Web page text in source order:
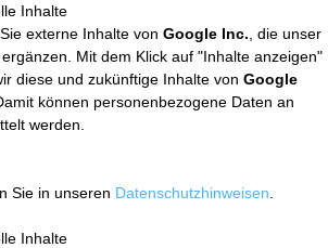
Inhalte
externe Inhalte von Google Inc. , die unser
Mit dem Klick auf "Inhalte anzeigen"
diese und zukünftige Inhalte von Google
können personenbezogene Daten an
werden.
Sie in unseren Datenschutzhinweisen
Inhalte